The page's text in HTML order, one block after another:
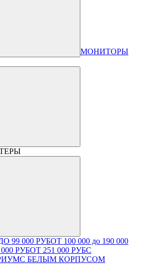
МОНИТОРЫ
99 000 РУБОТ 100 000 до 190 000
РУБОТ 251 000 РУБС
С БЕЛЫМ КОРПУСОМ